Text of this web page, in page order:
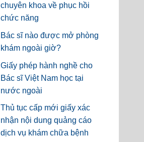
chuyên khoa về phục hồi
chức năng
Bác sĩ nào được mở phòng
khám ngoài giờ?
Giấy phép hành nghề cho
Bác sĩ Việt Nam học tại
nước ngoài
Thủ tục cấp mới giấy xác
nhận nội dung quảng cáo
dịch vụ khám chữa bệnh